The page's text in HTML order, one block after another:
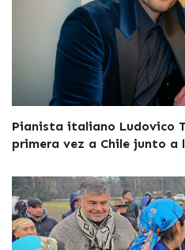
Pianista italiano Ludovico
primera vez a Chile junto a